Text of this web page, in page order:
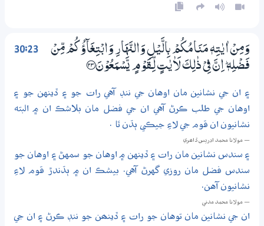
30:23
وَمِنْ اٰيٰتِهٖ مَنَامُكُمْ بِالَّيْلِ وَالنَّهَارِ وَابْتِغَاۗؤُكُمْ مِّنْ
فَضْلِهٖ ۭ اِنَّ فِيْ ذٰلِكَ لَاٰيٰتٍ لِّــقَوْمٍ يَّسْمَعُوْنَ ؀23
۽ ان جي نشانين مان اوهان جي ننڊ آهي رات جو ۽ ڏينهن جو ۽
اوهان جي طلب ڪرڻ آهي ان جي فضل مان بلاشڪ ان ۾ البته
نشانيون ان قوم جي لاءِ جيڪي ٻڌن ٿا .
— مولانا محمد ادريس ڏاھري
۽ سندس نشانين مان رات ۽ ڏينهن ۾ اوهان جو سمهڻ ۽ اوهان جو
سندس فضل مان روزي گهرڻ آهي. بيشڪ ان ۾ ٻڌندڙ قوم لاءِ
نشانيون آهن.
— مولانا محمد مدني
ان جي نشانين مان توهان جو رات ۽ ڏينھن جو ننڊ ڪرڻ ۽ ان جي